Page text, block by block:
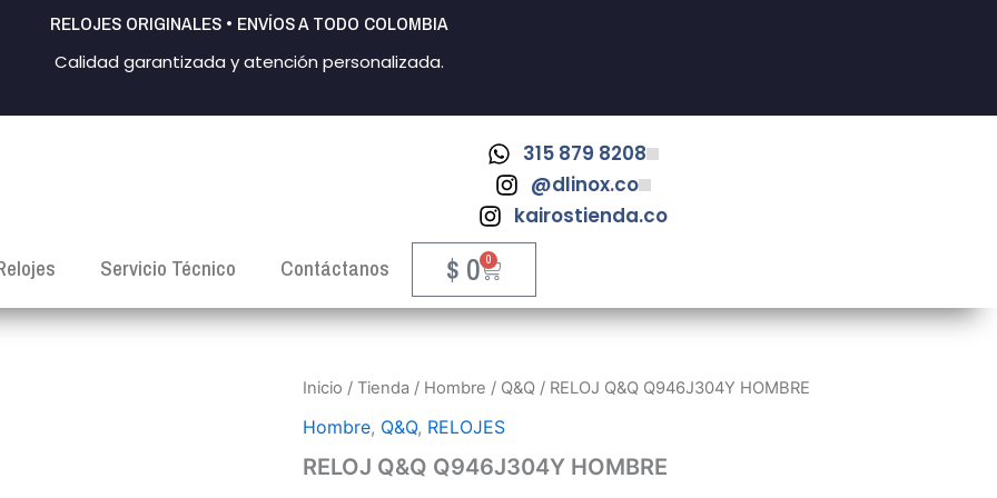
RELOJES ORIGINALES • ENVÍOS A TODO COLOMBIA
Calidad garantizada y atención personalizada.
315 879 8208
@dlinox.co
kairostienda.co
Servicio Técnico Contáctanos $ 0 0
CART
Inicio / Tienda / Hombre / Q&Q / RELOJ Q&Q Q946J304Y HOMBRE
Hombre, Q&Q, RELOJES
RELOJ Q&Q Q946J304Y HOMBRE
RELOJ
Q946J304Y
cantidad